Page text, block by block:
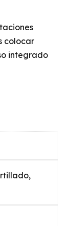
colocar
integrado